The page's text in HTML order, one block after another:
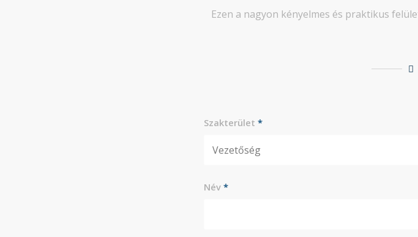
Ezen a nagyon kényelmes és praktikus
Szakterület*
Név*